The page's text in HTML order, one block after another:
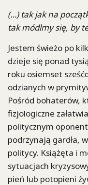
(…) tak jak na
tak módlmy się, by
Jestem świeżo po
dzieje się ponad
roku osiemset
odzianych w
Pośród bohaterów,
fizjologiczne
politycznym
podrzynają gardła,
politycy. Książęta i
sytuacjach
pień lub potopieni